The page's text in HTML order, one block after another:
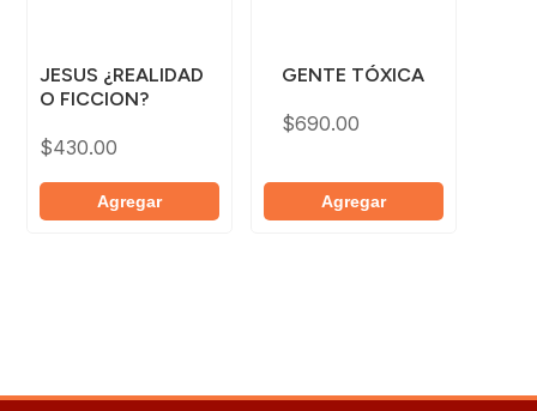
JESUS ¿REALIDAD
O FICCION?
$430.00
Agregar
GENTE TÓXICA
$690.00
Agregar